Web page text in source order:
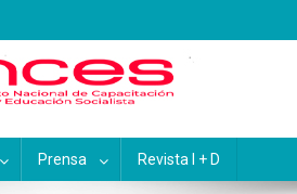
Prensa Revista I + D